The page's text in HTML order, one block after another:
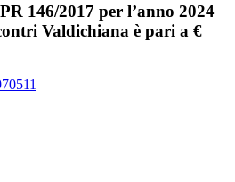
146/2017 per l’anno 2024
Valdichiana è pari a €